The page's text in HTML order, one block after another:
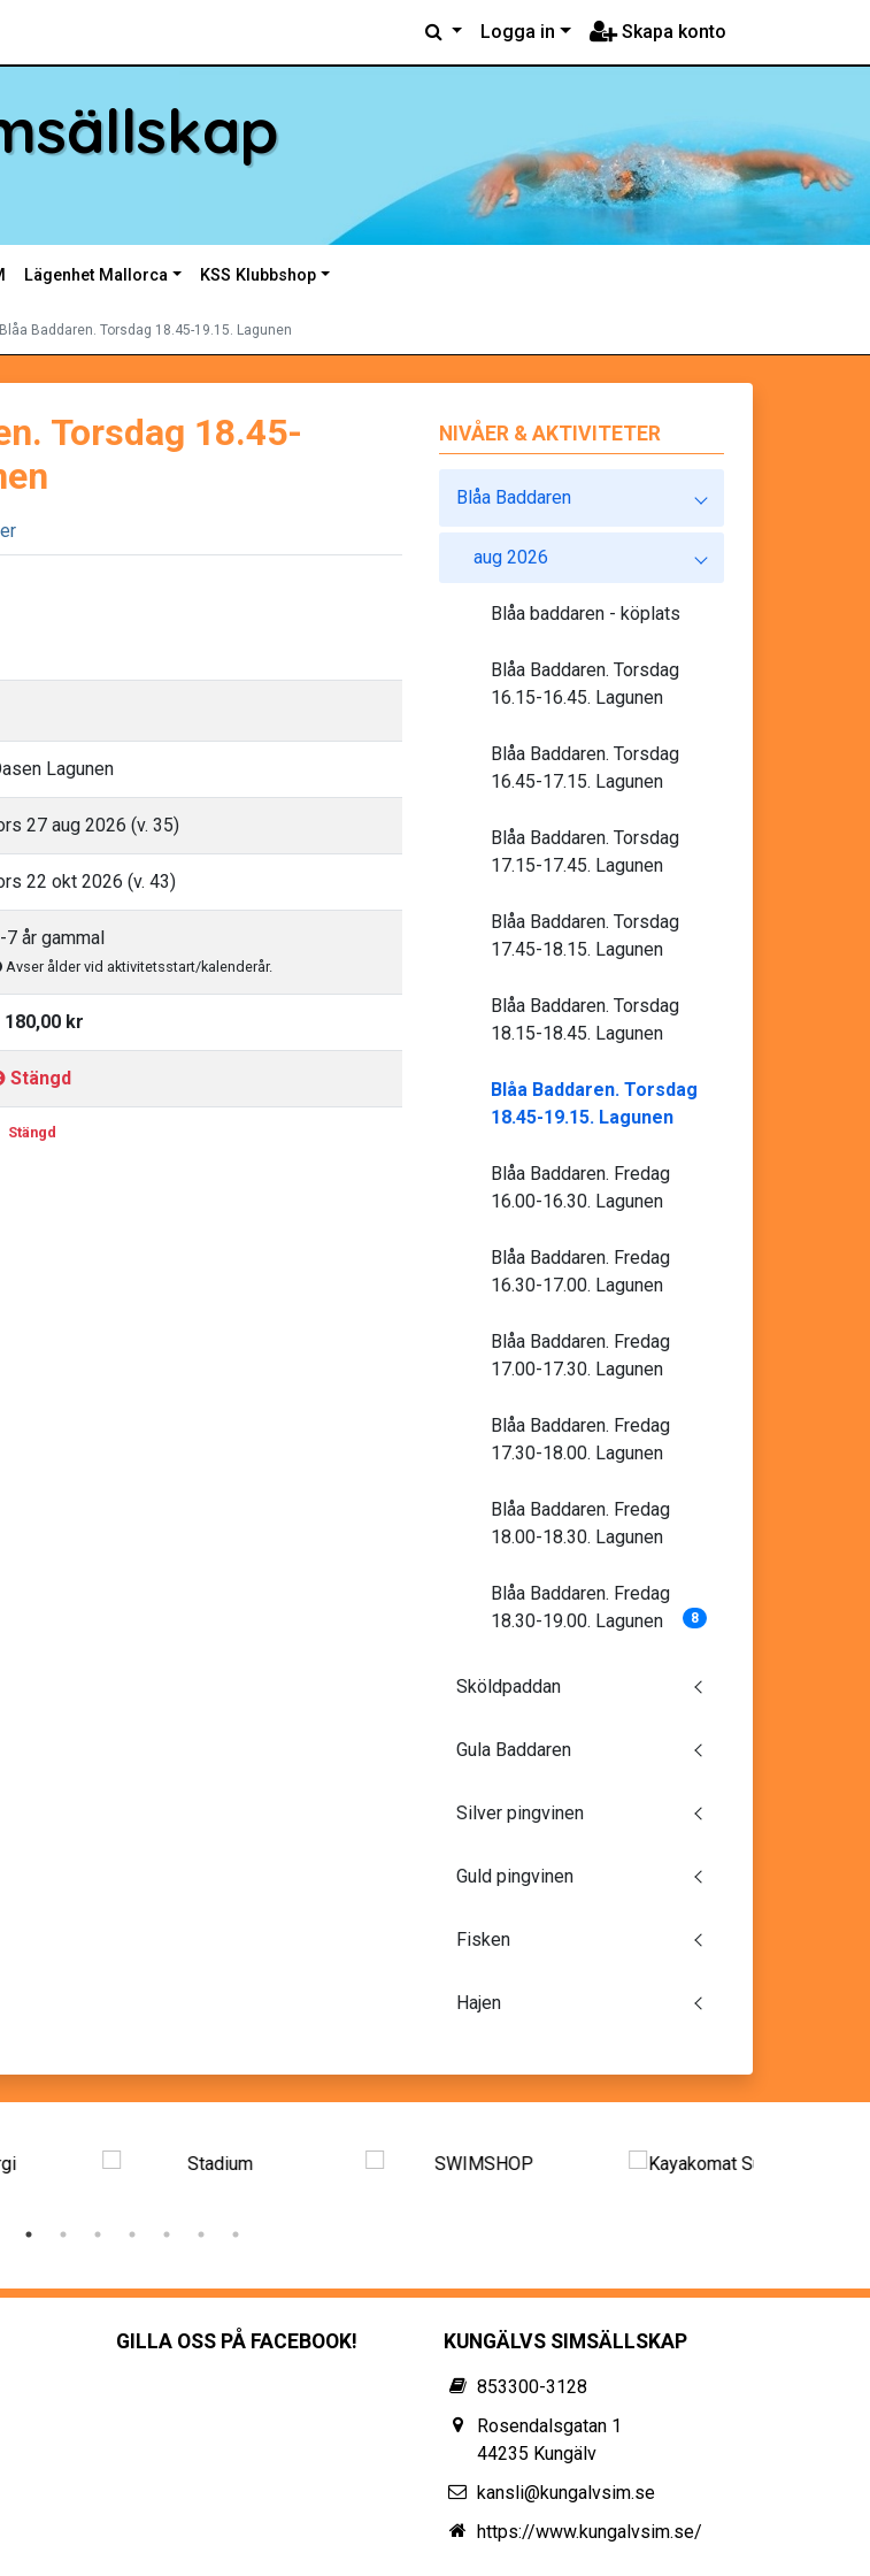
Logga in Skapa konto
Lägenhet Mallorca KSS Klubbshop
Blåa Baddaren. Torsdag 18.45-19.15. Lagunen
Torsdag 18.45-
Lagunen
27 aug 2026 (v. 35)
22 okt 2026 (v. 43)
7 år gammal
Avser ålder vid aktivitetsstart/kalenderår.
180,00 kr
Stängd
Stängd
NIVÅER & AKTIVITETER
Blåa Baddaren
aug 2026
Blåa baddaren - köplats
Blåa Baddaren. Torsdag
16.15-16.45. Lagunen
Blåa Baddaren. Torsdag
16.45-17.15. Lagunen
Blåa Baddaren. Torsdag
17.15-17.45. Lagunen
Blåa Baddaren. Torsdag
17.45-18.15. Lagunen
Blåa Baddaren. Torsdag
18.15-18.45. Lagunen
Blåa Baddaren. Torsdag
18.45-19.15. Lagunen
Blåa Baddaren. Fredag
16.00-16.30. Lagunen
Blåa Baddaren. Fredag
16.30-17.00. Lagunen
Blåa Baddaren. Fredag
17.00-17.30. Lagunen
Blåa Baddaren. Fredag
17.30-18.00. Lagunen
Blåa Baddaren. Fredag
18.00-18.30. Lagunen
Blåa Baddaren. Fredag
18.30-19.00. Lagunen
8
Sköldpaddan
Gula Baddaren
Silver pingvinen
Guld pingvinen
Fisken
Hajen
GILLA OSS PÅ FACEBOOK! KUNGÄLVS SIMSÄLLSKAP
853300-3128
Rosendalsgatan 1
44235 Kungälv
kansli@kungalvsim.se
https://www.kungalvsim.se/